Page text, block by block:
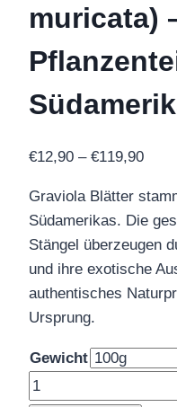
muricata)
€12,90 – €119,90
bis
Graviola Blätter
Südamerikas. Die
Stängel überzeugen
und ihre exotische
authentisches
Ursprung.
Gewicht
Graviola